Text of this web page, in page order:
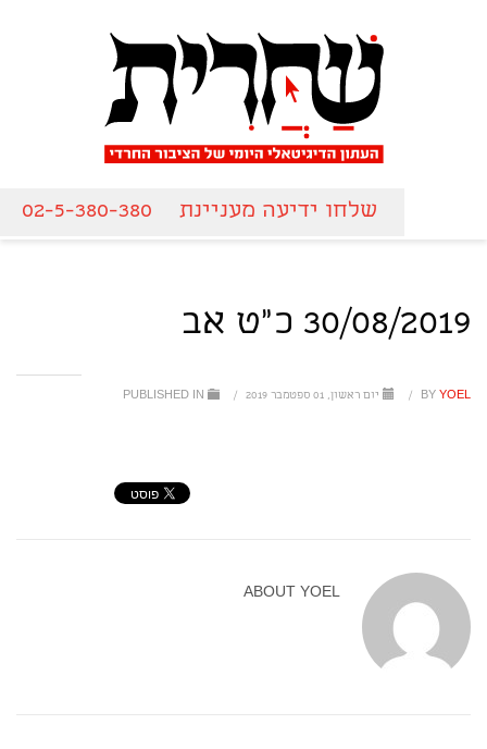
שלחו ידיעה מעניינת 02-5-380-380
30/08/2019 כ"ט אב
BY YOEL
/ יום ראשון, 01 ספטמבר 2019 /
ABOUT YOEL